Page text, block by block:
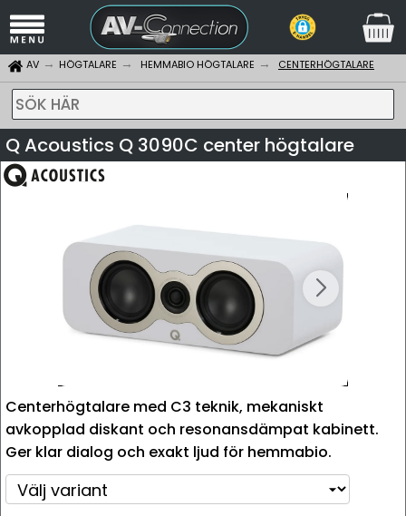
AV HÖGTALARE HEMMABIO HÖGTALARE CENTERHÖGTALARE
SÖK HÄR
Q Acoustics Q 3090C center högtalare
Centerhögtalare med C3 teknik, mekaniskt
avkopplad diskant och resonansdämpat kabinett.
Ger klar dialog och exakt ljud för hemmabio.